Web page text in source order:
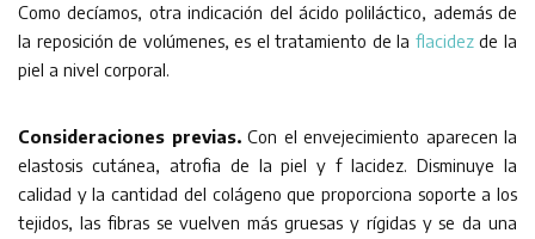
Como decíamos, otra indicación del ácido poliláctico, además de
la reposición de volúmenes, es el tratamiento de la flacidezde la
piel a nivel corporal.
Consideraciones previas.Con el envejecimiento aparecen la
elastosis cutánea, atrofia de la piel y f lacidez. Disminuye la
calidad y la cantidad del colágeno que proporciona soporte a los
tejidos, las fibras se vuelven más gruesas y rígidas y se da una